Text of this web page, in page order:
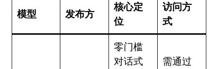
模型 发布方
核心定
位
访问方
式
零门槛
对话式
需通过